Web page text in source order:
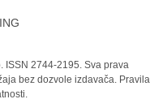
ISSN 2744-2195. Sva prava
bez dozvole izdavača. Pravila